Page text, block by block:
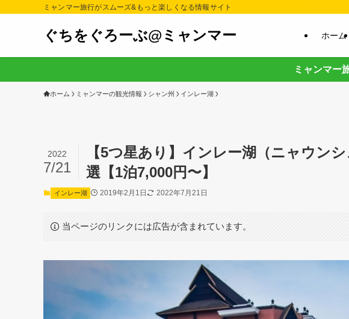
ミャンマー旅行がスムーズ&もっと楽しくなる情報サイト
ぐちをぐろーぶ@ミャンマー ホーム
ミャンマー
ホーム ミャンマーの観光情報 シャン州 インレー湖
【5つ星あり】インレー湖（ニャウン
選【1泊7,000円〜】
2022
7/21
インレー湖 2019年2月1日 2022年7月21日
当ページのリンクには広告が含まれています。